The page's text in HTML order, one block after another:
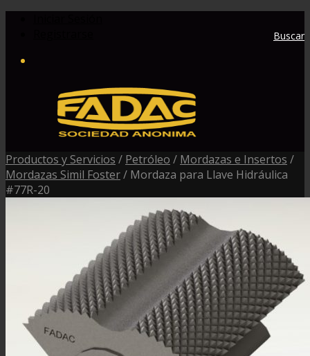
Buscar
Productos y Servicios / Petróleo / Mordazas e Insertos /
Mordazas Simil Foster/ Mordaza para Llave Hidráulica
#77R-20